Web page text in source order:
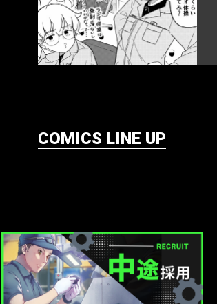
COMICS LINE UP